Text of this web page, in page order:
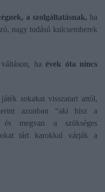
a szolgáltatásnak, ha
nagy tudású kulcsemberek
ha évek óta nincs
sokakat visszatart attól,
azonban “aki hisz a
és megvan a szükséges
tárt karokkal várják a